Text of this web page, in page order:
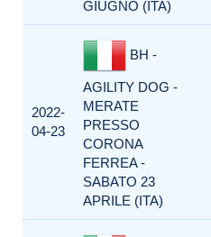
GIUGNO (ITA)
2022-
04-23
BH -
AGILITY DOG -
MERATE
PRESSO
CORONA
FERREA -
SABATO 23
APRILE (ITA)